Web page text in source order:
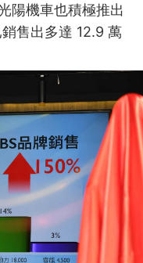
陽機車也積極推出
售出多達 12.9 萬